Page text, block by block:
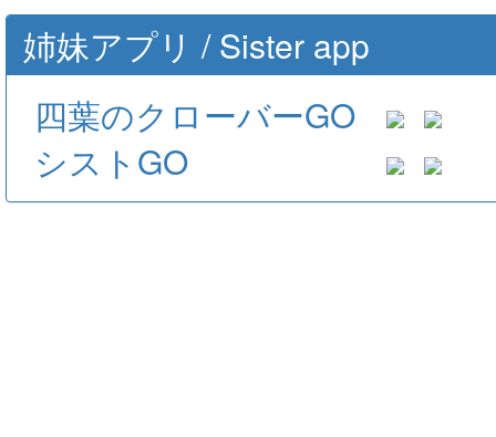
姉妹アプリ / Sister app
四葉のクローバーGO
シストGO